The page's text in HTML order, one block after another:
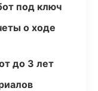
под ключ
о ходе
до 3 лет